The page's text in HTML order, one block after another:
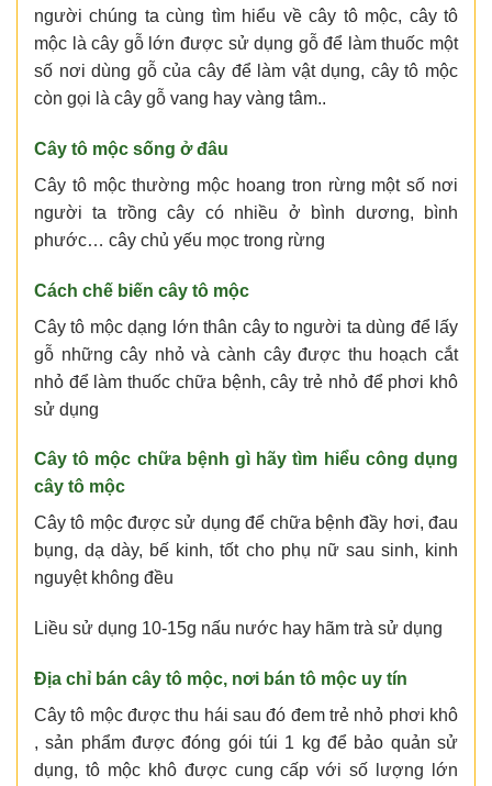
người chúng ta cùng tìm hiểu về cây tô mộc, cây tô
mộc là cây gỗ lớn được sử dụng gỗ để làm thuốc một
số nơi dùng gỗ của cây để làm vật dụng, cây tô mộc
còn gọi là cây gỗ vang hay vàng tâm..
Cây tô mộc sống ở đâu
Cây tô mộc thường mộc hoang tron rừng một số nơi
người ta trồng cây có nhiều ở bình dương, bình
phước… cây chủ yếu mọc trong rừng
Cách chế biến cây tô mộc
Cây tô mộc dạng lớn thân cây to người ta dùng để lấy
gỗ những cây nhỏ và cành cây được thu hoạch cắt
nhỏ để làm thuốc chữa bệnh, cây trẻ nhỏ để phơi khô
sử dụng
Cây tô mộc chữa bệnh gì hãy tìm hiểu công dụng
cây tô mộc
Cây tô mộc được sử dụng để chữa bệnh đầy hơi, đau
bụng, dạ dày, bế kinh, tốt cho phụ nữ sau sinh, kinh
nguyệt không đều
Liều sử dụng 10-15g nấu nước hay hãm trà sử dụng
Địa chỉ bán cây tô mộc, nơi bán tô mộc uy tín
Cây tô mộc được thu hái sau đó đem trẻ nhỏ phơi khô
, sản phẩm được đóng gói túi 1 kg để bảo quản sử
dụng, tô mộc khô được cung cấp với số lượng lớn